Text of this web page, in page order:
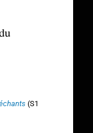
(S1